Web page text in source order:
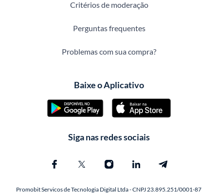
Critérios de moderação
Perguntas frequentes
Problemas com sua compra?
Baixe o Aplicativo
Siga nas redes sociais
Promobit Servicos de Tecnologia Digital Ltda - CNPJ 23.895.251/0001-87